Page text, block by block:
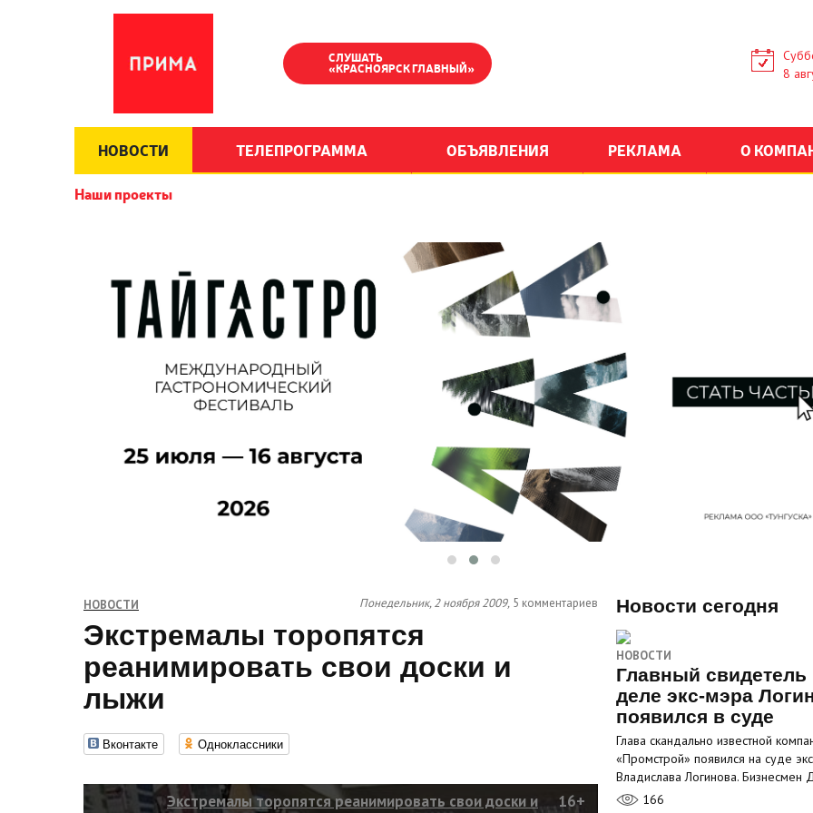
СЛУШАТЬ
«КРАСНОЯРСК ГЛАВНЫЙ»
8
НОВОСТИ ТЕЛЕПРОГРАММА ОБЪЯВЛЕНИЯ РЕКЛАМА О
Наши проекты
НОВОСТИ Понедельник, 2 ноября 2009, 5 комментариев
Экстремалы торопятся
реанимировать свои доски и
лыжи
Вконтакте Одноклассники
Экстремалы торопятся реанимировать свои доски и
16+
Новости сегодня
НОВОСТИ
Главный свидетель
деле экс-мэра
появился в суде
Глава скандально известной
«Промстрой» появился на суде
Владислава Логинова. Бизнесмен
166